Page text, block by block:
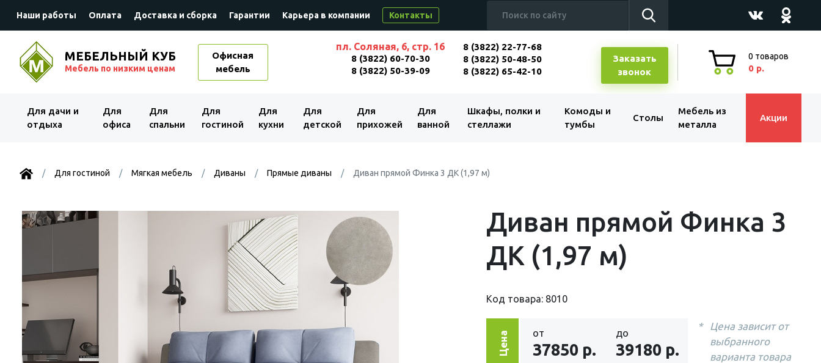
Наши работы Оплата Доставка и сборка Гарантии Карьера в компании Контакты
МЕБЕЛЬНЫЙ КУБ
Мебель по низким ценам
Офисная
мебель
пл. Соляная, 6, стр. 16
8 (3822) 60-70-30
8 (3822) 50-39-09
8 (3822) 22-77-68
8 (3822) 50-48-50
8 (3822) 65-42-10
Заказать
звонок
0 товаров
0 р.
Для дачи и
отдыха
Для
офиса
Для
спальни
Для
гостиной
Для
кухни
Для
детской
Для
прихожей
Для
ванной
Шкафы, полки и
стеллажи
Комоды и
тумбы
Столы
Мебель из
металла
Акции
Для гостиной Мягкая мебель Диваны Прямые диваны Диван прямой Финка 3 ДК (1,97 м)
Диван прямой Финка 3
ДК (1,97 м)
Код товара: 8010
Цена от
37850 р.
до
39180 р.
Цена зависит от
выбранного
варианта товара